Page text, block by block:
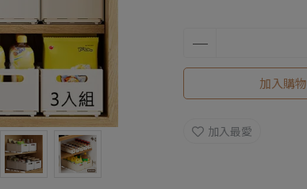
加入購
加入最愛